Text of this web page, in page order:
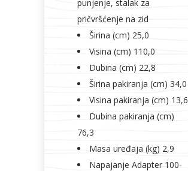
punjenje, stalak za
pričvršćenje na zid
Širina (cm) 25,0
Visina (cm) 110,0
Dubina (cm) 22,8
Širina pakiranja (cm) 34,0
Visina pakiranja (cm) 13,6
Dubina pakiranja (cm)
76,3
Masa uređaja (kg) 2,9
Napajanje Adapter 100-